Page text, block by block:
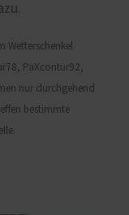
Wetterschenkel
PaXcontur92,
nur durchgehend
bestimmte